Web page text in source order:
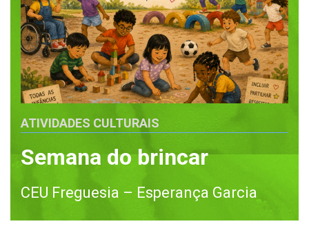
ATIVIDADES CULTURAIS
Semana do brincar
CEU Freguesia – Esperança Garcia